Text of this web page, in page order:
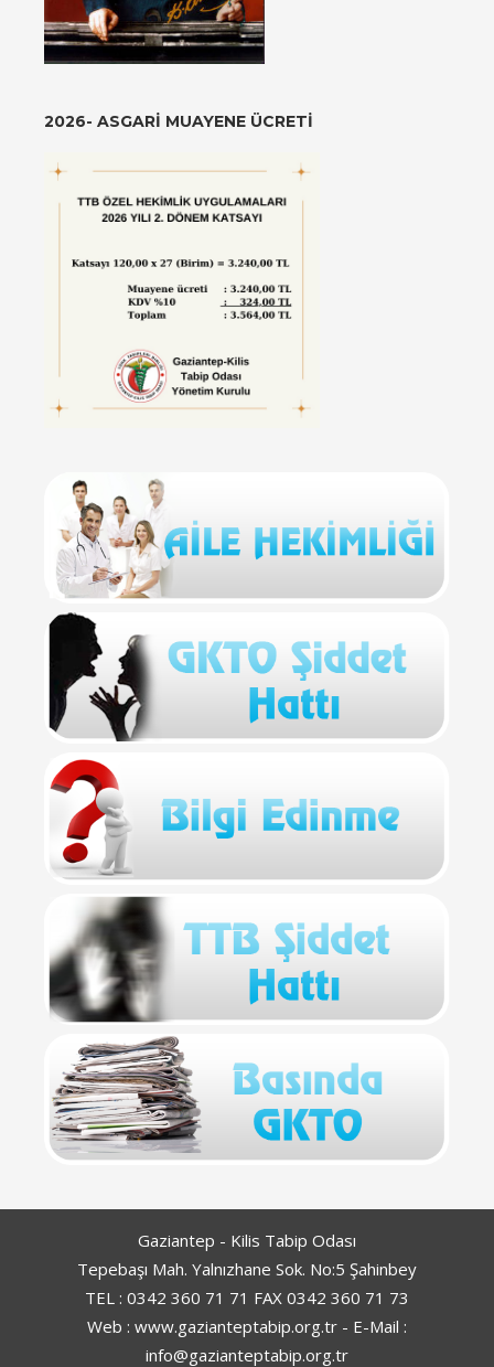
2026- ASGARI MUAYENE ÜCRETI
Gaziantep - Kilis Tabip Odası
Tepebaşı Mah. Yalnızhane Sok. No:5 Şahinbey
TEL : 0342 360 71 71 FAX 0342 360 71 73
Web : www.gazianteptabip.org.tr - E-Mail :
info@gazianteptabip.org.tr